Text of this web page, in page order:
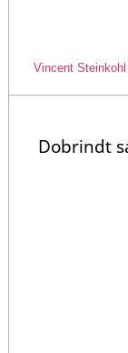
Vincent Steinkohl
Dobrindt